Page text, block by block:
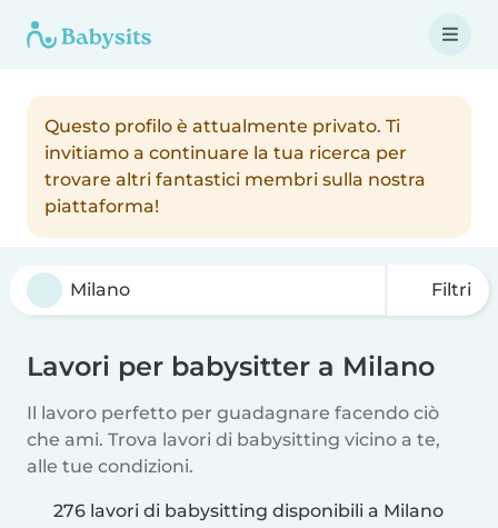
Questo profilo è attualmente privato. Ti
invitiamo a continuare la tua ricerca per
trovare altri fantastici membri sulla nostra
piattaforma!
Filtri
Lavori per babysitter a Milano
Il lavoro perfetto per guadagnare facendo ciò
che ami. Trova lavori di babysitting vicino a te,
alle tue condizioni.
276 lavori di babysitting disponibili a Milano